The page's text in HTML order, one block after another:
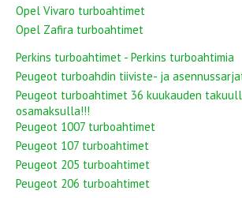
Opel Vivaro turboahtimet
Opel Zafira turboahtimet
Perkins turboahtimet - Perkins turboahtimia
Peugeot turboahdin tiiviste- ja
Peugeot turboahtimet 36 kuukauden
osamaksulla!!!
Peugeot 1007 turboahtimet
Peugeot 107 turboahtimet
Peugeot 205 turboahtimet
Peugeot 206 turboahtimet